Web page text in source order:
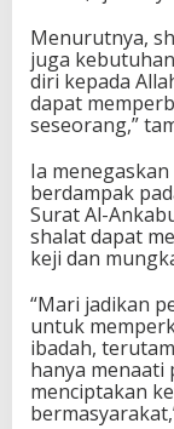
Menurutnya,
juga
diri kepada
dapat
seseorang,”
Ia
berdampak
Surat Al-
shalat dapat
keji dan
“Mari jadikan
untuk
ibadah,
hanya menaati
menciptakan